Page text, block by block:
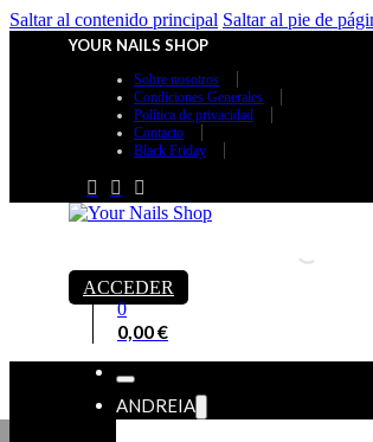
Saltar al contenido principal Saltar al pie de
YOUR NAILS SHOP
Sobre nosotros
Condiciones Generales
Política de privacidad
Contacto
Black Friday
ACCEDER
0
0,00€
ANDREIA